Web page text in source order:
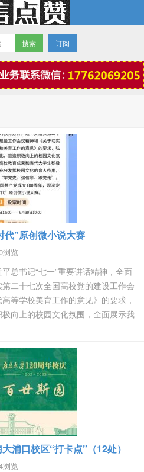
订阅
代”原创微小说大赛
浏览
总书记“七一”重要讲话精神，全面
二十七次全国高校党的建设工作会
等学校美育工作的意见》的要求，
向上的校园文化氛围，全面展示我
浦口校区“打卡点”（12处）
浏览